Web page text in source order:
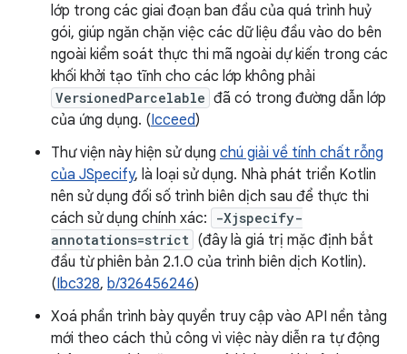
lớp trong các giai đoạn ban đầu của quá trình huỷ
gói, giúp ngăn chặn việc các dữ liệu đầu vào do bên
ngoài kiểm soát thực thi mã ngoài dự kiến trong các
khối khởi tạo tĩnh cho các lớp không phải
VersionedParcelable đã có trong đường dẫn lớp
của ứng dụng. (Icceed)
Thư viện này hiện sử dụng chú giải về tính chất rỗng
của JSpecify, là loại sử dụng. Nhà phát triển Kotlin
nên sử dụng đối số trình biên dịch sau để thực thi
cách sử dụng chính xác:
-Xjspecify-
annotations=strict (đây là giá trị mặc định bắt
đầu từ phiên bản 2.1.0 của trình biên dịch Kotlin).
(Ibc328, b/326456246)
Xoá phần trình bày quyền truy cập vào API nền tảng
mới theo cách thủ công vì việc này diễn ra tự động